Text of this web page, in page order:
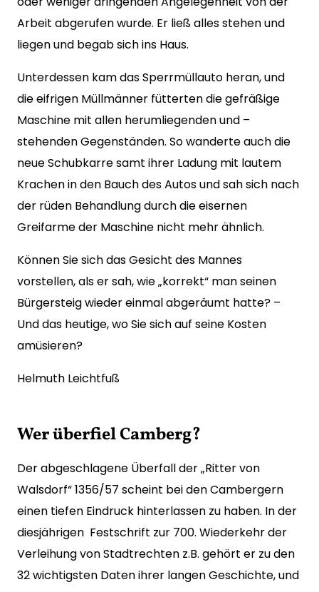
Arbeit abgerufen wurde. Er ließ alles stehen und
liegen und begab sich ins Haus.
Unterdessen kam das Sperrmüllauto heran, und
die eifrigen Müllmänner fütterten die gefräßige
Maschine mit allen herumliegenden und –
stehenden Gegenständen. So wanderte auch die
neue Schubkarre samt ihrer Ladung mit lautem
Krachen in den Bauch des Autos und sah sich nach
der rüden Behandlung durch die eisernen
Greifarme der Maschine nicht mehr ähnlich.
Können Sie sich das Gesicht des Mannes
vorstellen, als er sah, wie „korrekt“ man seinen
Bürgersteig wieder einmal abgeräumt hatte? –
Und das heutige, wo Sie sich auf seine Kosten
amüsieren?
Helmuth Leichtfuß
Wer überfiel Camberg?
Der abgeschlagene Überfall der „Ritter von
Walsdorf“ 1356/57 scheint bei den Cambergern
einen tiefen Eindruck hinterlassen zu haben. In der
diesjährigen Festschrift zur 700. Wiederkehr der
Verleihung von Stadtrechten z.B. gehört er zu den
32 wichtigsten Daten ihrer langen Geschichte, und